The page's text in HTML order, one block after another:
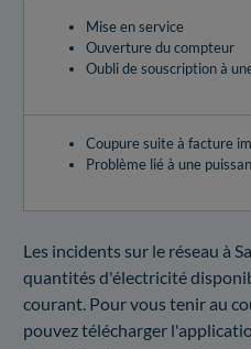
Mise en service
Ouverture du compteur
Oubli de souscription à
Coupure suite à facture
Problème lié à une
Les incidents sur le réseau à
quantités d'électricité
courant. Pour vous tenir au
pouvez télécharger